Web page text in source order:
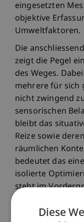
eingesetzten
objektive
Umweltfaktoren.
Die
zeigt die Pegel
des Weges.
mehrere für sich
nicht zwingend
sensorischen
bleibt das
Reize sowie
räumlichen
bedeutet das
isolierte
steht im
Organisation
von Fokus- und
Diese